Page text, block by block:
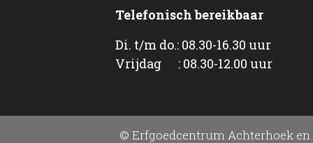
Telefonisch bereikbaar
Di. t/m do.: 08.30-16.30 uur
Vrijdag : 08.30-12.00 uur
© Erfgoedcentrum Achterhoek en